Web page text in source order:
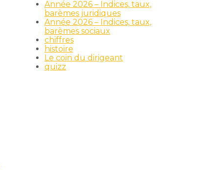
Année 2026 – Indices, taux,
barèmes juridiques
Année 2026 – Indices, taux,
barèmes sociaux
chiffres
histoire
Le coin du dirigeant
quizz